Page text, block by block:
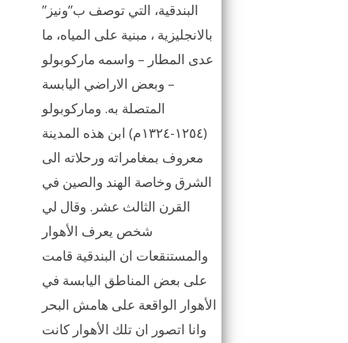
البندقية، التي توصف ب”ونيز”
بالانجليزية ، مبنية على المياه، ما
عدى المطار – واسمه ماركوبولو
– وبعض الاراضي اليابسة
المتصلة به. وماركوبولو
(١٢٥٤-١٣٢٤م) ابن هذه المدينة
معروف بمغامراته ورحلاته الى
الشرق وخاصة الهند والصين في
القرن الثالث عشر. وقال لي
شخص يعرف الأهوار
والمستنقعات ان البندقية قامت
على بعض المناطق اليابسة في
الأهوار الواقعة على هامش البحر
وانا اتصور ان تلك الأهوار كانت